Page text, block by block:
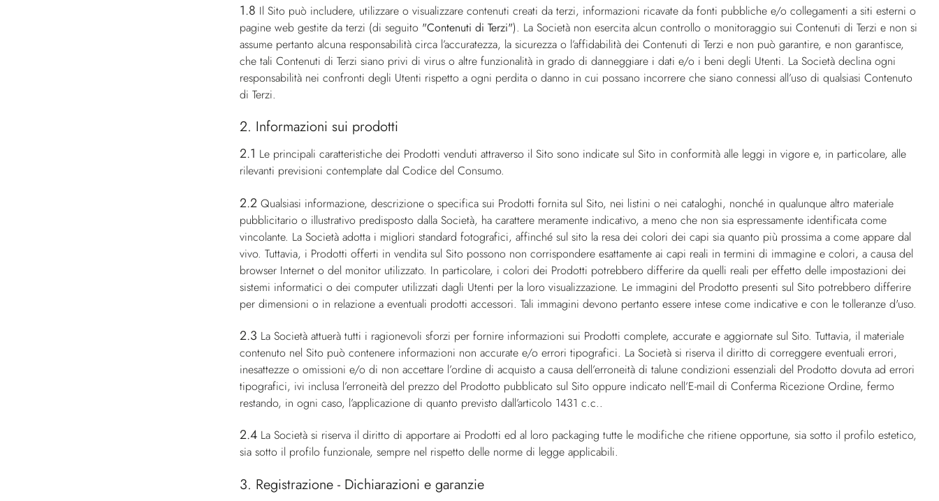
1.8 Il Sito può includere, utilizzare o visualizzare contenuti creati da terzi, informazioni ricavate da fonti pubbliche e/o collegamenti a siti esterni o
pagine web gestite da terzi (di seguito "Contenuti di Terzi"). La Società non esercita alcun controllo o monitoraggio sui Contenuti di Terzi e non si
assume pertanto alcuna responsabilità circa l’accuratezza, la sicurezza o l’affidabilità dei Contenuti di Terzi e non può garantire, e non garantisce,
che tali Contenuti di Terzi siano privi di virus o altre funzionalità in grado di danneggiare i dati e/o i beni degli Utenti. La Società declina ogni
responsabilità nei confronti degli Utenti rispetto a ogni perdita o danno in cui possano incorrere che siano connessi all’uso di qualsiasi Contenuto
di Terzi.
2. Informazioni sui prodotti
2.1 Le principali caratteristiche dei Prodotti venduti attraverso il Sito sono indicate sul Sito in conformità alle leggi in vigore e, in particolare, alle
rilevanti previsioni contemplate dal Codice del Consumo.
2.2 Qualsiasi informazione, descrizione o specifica sui Prodotti fornita sul Sito, nei listini o nei cataloghi, nonché in qualunque altro materiale
pubblicitario o illustrativo predisposto dalla Società, ha carattere meramente indicativo, a meno che non sia espressamente identificata come
vincolante. La Società adotta i migliori standard fotografici, affinché sul sito la resa dei colori dei capi sia quanto più prossima a come appare dal
vivo. Tuttavia, i Prodotti offerti in vendita sul Sito possono non corrispondere esattamente ai capi reali in termini di immagine e colori, a causa del
browser Internet o del monitor utilizzato. In particolare, i colori dei Prodotti potrebbero differire da quelli reali per effetto delle impostazioni dei
sistemi informatici o dei computer utilizzati dagli Utenti per la loro visualizzazione. Le immagini del Prodotto presenti sul Sito potrebbero differire
per dimensioni o in relazione a eventuali prodotti accessori. Tali immagini devono pertanto essere intese come indicative e con le tolleranze d'uso.
2.3 La Società attuerà tutti i ragionevoli sforzi per fornire informazioni sui Prodotti complete, accurate e aggiornate sul Sito. Tuttavia, il materiale
contenuto nel Sito può contenere informazioni non accurate e/o errori tipografici. La Società si riserva il diritto di correggere eventuali errori,
inesattezze o omissioni e/o di non accettare l’ordine di acquisto a causa dell’erroneità di talune condizioni essenziali del Prodotto dovuta ad errori
tipografici, ivi inclusa l’erroneità del prezzo del Prodotto pubblicato sul Sito oppure indicato nell’E-mail di Conferma Ricezione Ordine, fermo
restando, in ogni caso, l’applicazione di quanto previsto dall’articolo 1431 c.c..
2.4 La Società si riserva il diritto di apportare ai Prodotti ed al loro packaging tutte le modifiche che ritiene opportune, sia sotto il profilo estetico,
sia sotto il profilo funzionale, sempre nel rispetto delle norme di legge applicabili.
3. Registrazione - Dichiarazioni e garanzie